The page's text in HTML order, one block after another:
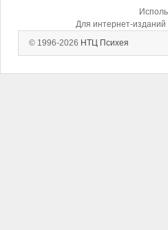
Для интернет-изданий
© 1996-2026 НТЦ Психея